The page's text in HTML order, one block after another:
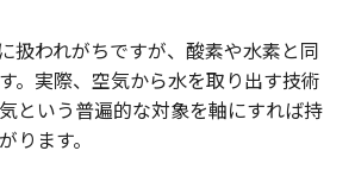
扱われがちですが、酸素や水素と同
。実際、空気から水を取り出す技術
という普遍的な対象を軸にすれば持
ります。